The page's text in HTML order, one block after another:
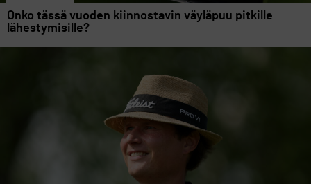
Onko tässä vuoden kiinnostavin väyläpuu pitkille
lähestymisille?